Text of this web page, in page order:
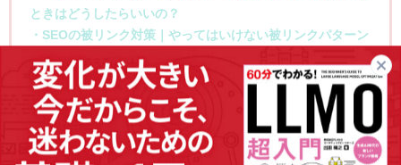
ときはどうしたらいいの？
・SEOの被リンク対策｜やってはいけない被リンクパターン
紹介
・SEO対策にオススメな被リンクチェックツールをご紹
介！